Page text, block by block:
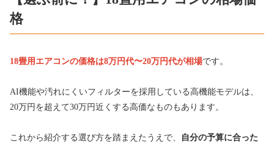
格
18畳用エアコンの価格は8万円代〜20万円代が相場です。
AI機能や汚れにくいフィルターを採用している高機能モデルは、
20万円を超えて30万円近くする高価なものもあります。
これから紹介する選び方を踏まえたうえで、
自分の予算に合った